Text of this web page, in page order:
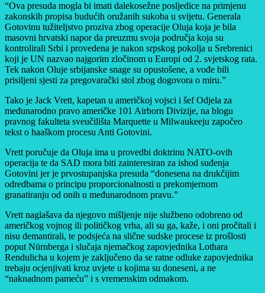
“Ova presuda mogla bi imati dalekosežne posljedice na primjenu
zakonskih propisa budućih oružanih sukoba u svijetu. Generala
Gotovinu tužiteljstvo proziva zbog operacije Oluja koja je bila
masovni hrvatski napor da preuzmu svoja područja koja su
kontrolirali Srbi i provedena je nakon srpskog pokolja u Srebrenici
koji je UN nazvao najgorim zločinom u Europi od 2. svjetskog rata.
Tek nakon Oluje srbijanske snage su opustošene, a vođe bili
prisiljeni sjesti za pregovarački stol zbog dogovora o miru.”
Tako je Jack Vrett, kapetan u američkoj vojsci i šef Odjela za
međunarodno pravo američke 101 Airborn Divizije, na blogu
pravnog fakulteta sveučilišta Marquette u Milwaukeeju započeo
tekst o haaškom procesu Anti Gotovini.
Vrett poručuje da Oluja ima u provedbi doktrinu NATO-ovih
operacija te da SAD mora biti zainteresiran za ishod suđenja
Gotovini jer je prvostupanjska presuda “donesena na drukčijim
odredbama o principu proporcionalnosti u prekomjernom
granatiranju od onih u međunarodnom pravu.”
Vrett naglašava da njegovo mišljenje nije službeno odobreno od
američkog vojnog ili političkog vrha, ali su ga, kaže, i oni pročitali i
nisu demantirali, te podsjeća na slične sudske procese iz prošlosti
poput Nürnberga i slučaja njemačkog zapovjednika Lothara
Rendulicha u kojem je zaključeno da se ratne odluke zapovjednika
trebaju ocjenjivati kroz uvjete u kojima su doneseni, a ne
“naknadnom pameću” i s vremenskim odmakom.